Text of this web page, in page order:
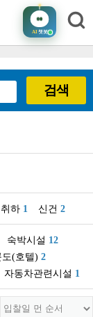
AI챗봇
검색
취하 1 신건 2
숙박시설 12
도(호텔) 2
자동차관련시설 1